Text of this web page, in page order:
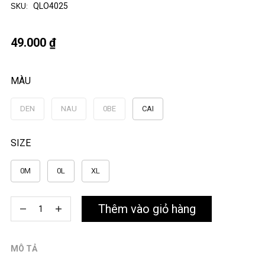
49.000 ₫
SKU: QLO4025
MÀU
DEN NAU 0BE CAI
SIZE
0M 0L XL
Thêm vào giỏ hàng
MÔ TẢ